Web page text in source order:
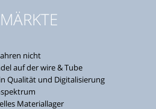
nicht
auf der wire & Tube
Qualität und Digitalisierung
Materiallager